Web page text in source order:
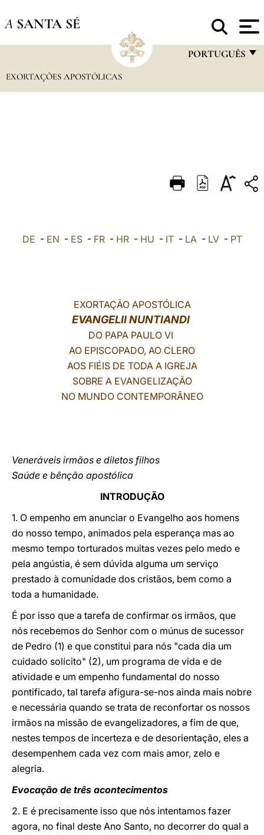
A SANTA SÉ
PORTUGUÊS
DEUTSCH
العربيّة
EXORTAÇÕES APOSTÓLICAS
DE - EN - ES- FR- HR- HU - IT- LA- LV- PT
EXORTAÇÃO APOSTÓLICA
EVANGELII NUNTIANDI
DO PAPA PAULO VI
AO EPISCOPADO, AO CLERO
AOS FIÉIS DE TODA A IGREJA
SOBRE A EVANGELIZAÇÃO
NO MUNDO CONTEMPORÂNEO
Veneráveis irmãos e diletos filhos
Saúde e bênção apostólica
INTRODUÇÃO
1. O empenho em anunciar o Evangelho aos homens
do nosso tempo, animados pela esperança mas ao
mesmo tempo torturados muitas vezes pelo medo e
pela angústia, é sem dúvida alguma um serviço
prestado à comunidade dos cristãos, bem como a
toda a humanidade.
É por isso que a tarefa de confirmar os irmãos, que
nós recebemos do Senhor com o múnus de sucessor
de Pedro (1) e que constitui para nós "cada dia um
cuidado solícito" (2), um programa de vida e de
atividade e um empenho fundamental do nosso
pontificado, tal tarefa afigura-se-nos ainda mais nobre
e necessária quando se trata de reconfortar os nossos
irmãos na missão de evangelizadores, a fim de que,
nestes tempos de incerteza e de desorientação, eles a
desempenhem cada vez com mais amor, zelo e
alegria.
Evocação de três acontecimentos
2. E é precisamente isso que nós intentamos fazer
agora, no final deste Ano Santo, no decorrer do qual a